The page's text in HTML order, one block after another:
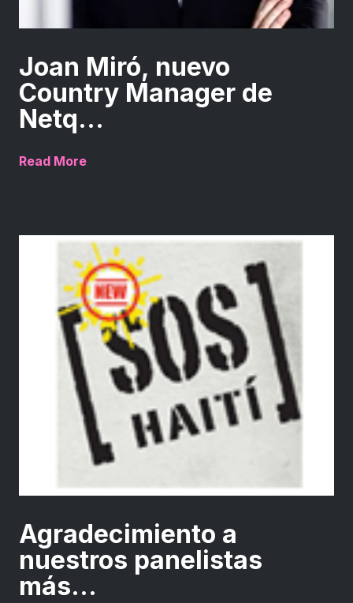
Joan Miró, nuevo
Country Manager de
Netq...
Read More
Agradecimiento a
nuestros panelistas
más...